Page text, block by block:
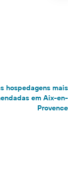
hospedagens mais
em Aix-en-
Provence